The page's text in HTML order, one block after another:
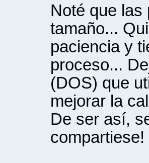
Noté que las
tamaño...
paciencia y
proceso...
(DOS) que
mejorar la
De ser así,
compartiese!